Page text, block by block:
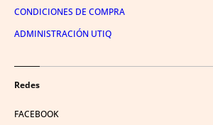
CONDICIONES DE COMPRA
ADMINISTRACIÓN UTIQ
Redes
FACEBOOK